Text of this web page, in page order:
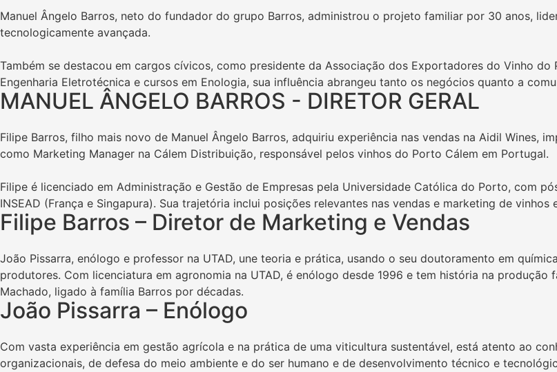
Manuel Ângelo Barros, neto do fundador do grupo Barros, administrou o projeto familiar por 30 anos,
tecnologicamente avançada.
Também se destacou em cargos cívicos, como presidente da Associação dos Exportadores do Vinho
Engenharia Eletrotécnica e cursos em Enologia, sua influência abrangeu tanto os negócios quanto a
MANUEL ÂNGELO BARROS - DIRETOR GERAL
Filipe Barros, filho mais novo de Manuel Ângelo Barros, adquiriu experiência nas vendas na Aidil Wines,
como Marketing Manager na Cálem Distribuição, responsável pelos vinhos do Porto Cálem em Portugal.
Filipe é licenciado em Administração e Gestão de Empresas pela Universidade Católica do Porto, com
INSEAD (França e Singapura). Sua trajetória inclui posições relevantes nas vendas e marketing de vinhos
Filipe Barros – Diretor de Marketing e Vendas
João Pissarra, enólogo e professor na UTAD, une teoria e prática, usando o seu doutoramento em
produtores. Com licenciatura em agronomia na UTAD, é enólogo desde 1996 e tem história na
Machado, ligado à família Barros por décadas.
João Pissarra – Enólogo
Com vasta experiência em gestão agrícola e na prática de uma viticultura sustentável, está atento ao
organizacionais, de defesa do meio ambiente e do ser humano e de desenvolvimento técnico e